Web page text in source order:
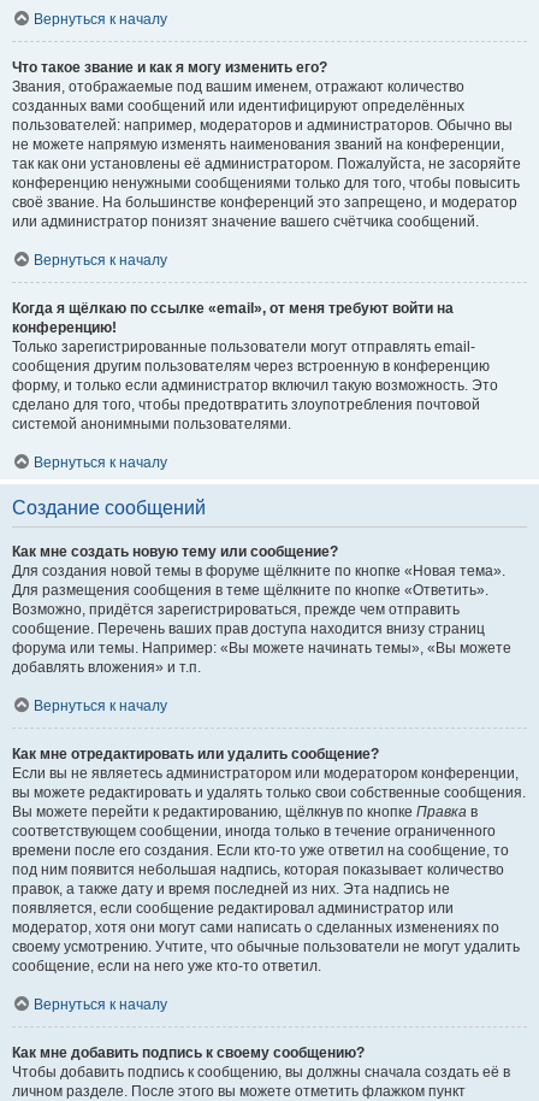
Вернуться к началу
Что такое звание и как я могу изменить его?
Звания, отображаемые под вашим именем, отражают количество
созданных вами сообщений или идентифицируют определённых
пользователей: например, модераторов и администраторов. Обычно вы
не можете напрямую изменять наименования званий на конференции,
так как они установлены её администратором. Пожалуйста, не засоряйте
конференцию ненужными сообщениями только для того, чтобы повысить
своё звание. На большинстве конференций это запрещено, и модератор
или администратор понизят значение вашего счётчика сообщений.
Вернуться к началу
Когда я щёлкаю по ссылке «email», от меня требуют войти на
конференцию!
Только зарегистрированные пользователи могут отправлять email-
сообщения другим пользователям через встроенную в конференцию
форму, и только если администратор включил такую возможность. Это
сделано для того, чтобы предотвратить злоупотребления почтовой
системой анонимными пользователями.
Вернуться к началу
Создание сообщений
Как мне создать новую тему или сообщение?
Для создания новой темы в форуме щёлкните по кнопке «Новая тема».
Для размещения сообщения в теме щёлкните по кнопке «Ответить».
Возможно, придётся зарегистрироваться, прежде чем отправить
сообщение. Перечень ваших прав доступа находится внизу страниц
форума или темы. Например: «Вы можете начинать темы», «Вы можете
добавлять вложения» и т.п.
Вернуться к началу
Как мне отредактировать или удалить сообщение?
Если вы не являетесь администратором или модератором конференции,
вы можете редактировать и удалять только свои собственные сообщения.
Вы можете перейти к редактированию, щёлкнув по кнопке Правка в
соответствующем сообщении, иногда только в течение ограниченного
времени после его создания. Если кто-то уже ответил на сообщение, то
под ним появится небольшая надпись, которая показывает количество
правок, а также дату и время последней из них. Эта надпись не
появляется, если сообщение редактировал администратор или
модератор, хотя они могут сами написать о сделанных изменениях по
своему усмотрению. Учтите, что обычные пользователи не могут удалить
сообщение, если на него уже кто-то ответил.
Вернуться к началу
Как мне добавить подпись к своему сообщению?
Чтобы добавить подпись к сообщению, вы должны сначала создать её в
личном разделе. После этого вы можете отметить флажком пункт